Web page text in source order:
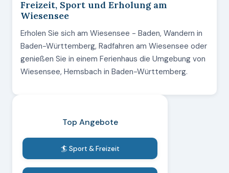
Freizeit, Sport und Erholung am
Wiesensee
Erholen Sie sich am Wiesensee - Baden, Wandern in
Baden-Württemberg, Radfahren am Wiesensee oder
genießen Sie in einem Ferienhaus die Umgebung von
Wiesensee, Hemsbach in Baden-Württemberg.
Top Angebote
🏄 Sport & Freizeit